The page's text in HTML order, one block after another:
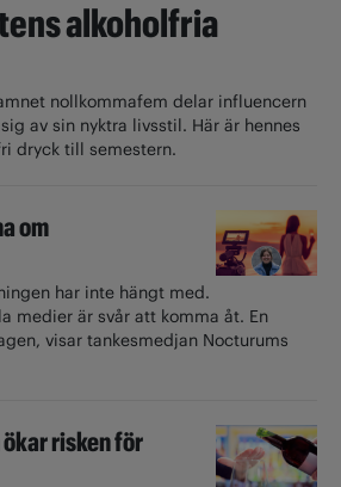
alkoholfria
nollkommafem delar influencern
av sin nyktra livsstil. Här är hennes
dryck till semestern.
om
har inte hängt med.
medier är svår att komma åt. En
visar tankesmedjan Nocturums
ökar risken för